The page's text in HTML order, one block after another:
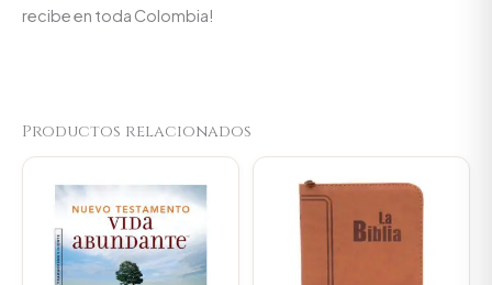
recibe en toda Colombia!
Productos relacionados